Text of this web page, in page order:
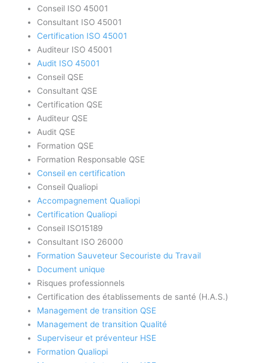
Conseil ISO 45001
Consultant ISO 45001
Certification ISO 45001
Auditeur ISO 45001
Audit ISO 45001
Conseil QSE
Consultant QSE
Certification QSE
Auditeur QSE
Audit QSE
Formation QSE
Formation Responsable QSE
Conseil en certification
Conseil Qualiopi
Accompagnement Qualiopi
Certification Qualiopi
Conseil ISO15189
Consultant ISO 26000
Formation Sauveteur Secouriste du Travail
Document unique
Risques professionnels
Certification des établissements de santé (H.A.S.)
Management de transition QSE
Management de transition Qualité
Superviseur et préventeur HSE
Formation Qualiopi